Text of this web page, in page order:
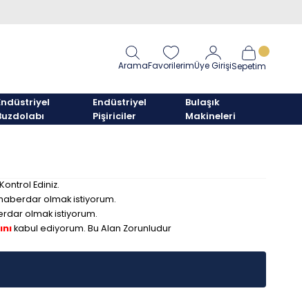
AramaFavorilerimÜye GirişiSepetim
Endüstriyel
Pişiriciler
Bulaşık
Makineleri
Ediniz.
olmak istiyorum.
olmak istiyorum.
kabul ediyorum. Bu Alan Zorunludur